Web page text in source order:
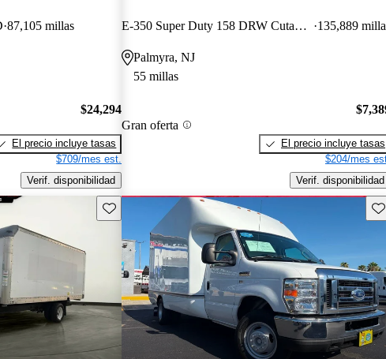
87,105 millas
$24,294
El precio incluye tasas
$709/mes est.
Verif. disponibilidad
E-350 Super Duty 158 DRW Cutaway RWD 135,889
Palmyra, NJ
55 millas
Gran oferta
El precio incluye tasas
$204/mes
Verif. disponibilidad
Guarda este Aviso